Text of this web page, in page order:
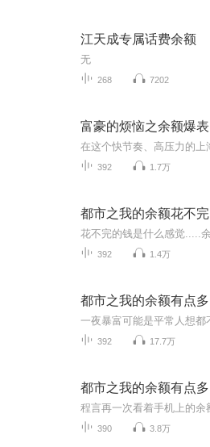
江天成专属话费余额
无
268 7202
富豪的烦恼之余额爆表
392 1.7万
都市之我的余额花不完
392 1.4万
都市之我的余额有点多
392 17.7万
都市之我的余额有点多
390 3.8万